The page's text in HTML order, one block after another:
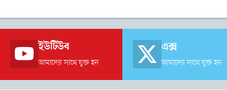
ইউটিউব
আমাদের সাথে যুক্ত হন
এক্স
আমাদের সাথে যুক্ত হন